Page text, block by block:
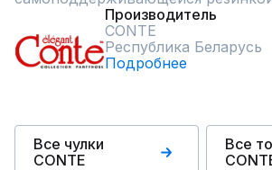
Производитель
CONTE
Республика Беларусь
Подробнее
Все чулки
CONTE
Все